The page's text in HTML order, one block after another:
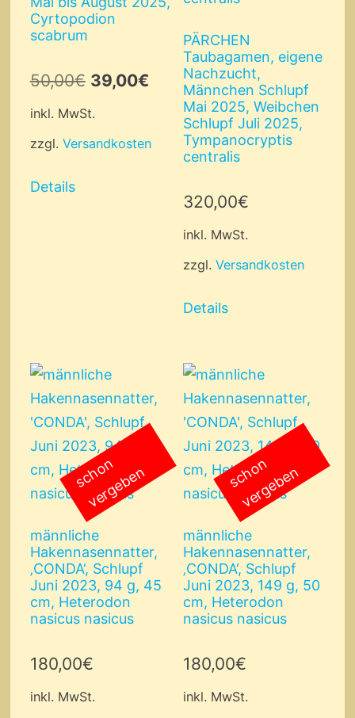
Cyrtopodion
scabrum
50,00€ Ursprünglicher
Preis
war:
39,00€Aktueller
Preis
39,00€.
inkl. MwSt.
zzgl. Versandkosten
Details
PÄRCHEN
Taubagamen, eigene
Nachzucht,
Männchen Schlupf
Mai 2025, Weibchen
Schlupf Juli 2025,
Tympanocryptis
centralis
320,00€
inkl. MwSt.
zzgl.Versandkosten
Details
männliche
Hakennasennatter,
‚CONDA‘, Schlupf
Juni 2023, 94 g, 45
cm, Heterodon
nasicus nasicus
180,00€
inkl. MwSt.
s
c
h
o
n
v
e
r
g
e
b
e
n
männliche
Hakennasennatter,
‚CONDA‘, Schlupf
Juni 2023, 149 g, 50
cm, Heterodon
nasicus nasicus
180,00€
inkl. MwSt.
s
c
h
o
n
v
e
r
g
e
b
e
n